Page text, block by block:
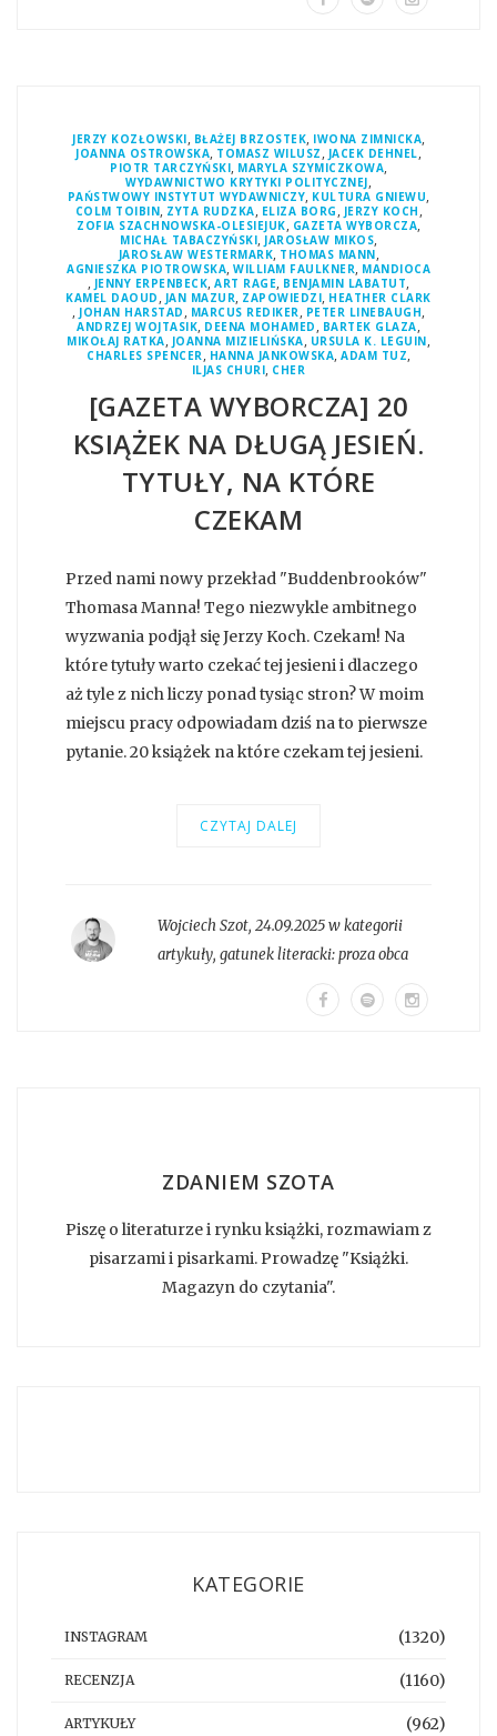
JERZY KOZŁOWSKI, BŁAŻEJ BRZOSTEK, IWONA ZIMNICKA,
JOANNA OSTROWSKA, TOMASZ WILUSZ , JACEK DEHNEL,
PIOTR TARCZYŃSKI, MARYLA SZYMICZKOWA,
WYDAWNICTWO KRYTYKI POLITYCZNEJ,
PAŃSTWOWY INSTYTUT WYDAWNICZY, KULTURA GNIEWU,
COLM TOIBIN, ZYTA RUDZKA, ELIZA BORG , JERZY KOCH ,
ZOFIA SZACHNOWSKA-OLESIEJUK, GAZETA WYBORCZA,
MICHAŁ TABACZYŃSKI, JAROSŁAW MIKOS,
JAROSŁAW WESTERMARK, THOMAS MANN,
AGNIESZKA PIOTROWSKA, WILLIAM FAULKNER, MANDIOCA
, JENNY ERPENBECK,ART RAGE, BENJAMIN LABATUT,
KAMEL DAOUD , JAN MAZUR, ZAPOWIEDZI, HEATHER CLARK
, JOHAN HARSTAD , MARCUS REDIKER, PETER LINEBAUGH,
ANDRZEJ WOJTASIK, DEENA MOHAMED , BARTEK GLAZA,
MIKOŁAJ RATKA, JOANNA MIZIELIŃSKA, URSULA K. LEGUIN,
CHARLES SPENCER, HANNA JANKOWSKA, ADAM TUZ,
ILJAS CHURI, CHER
[GAZETA WYBORCZA] 20
KSIĄŻEK NA DŁUGĄ JESIEŃ.
TYTUŁY, NA KTÓRE
CZEKAM
Przed nami nowy przekład "Buddenbrooków"
Thomasa Manna! Tego niezwykle ambitnego
wyzwania podjął się Jerzy Koch. Czekam! Na
które tytuły warto czekać tej jesieni i dlaczego
aż tyle z nich liczy ponad tysiąc stron? W moim
miejscu pracy odpowiadam dziś na to pierwsze
pytanie. 20 książek na które czekam tej jesieni.
CZYTAJ DALEJ
Wojciech Szot, 24.09.2025 w kategorii
artykuły, gatunek literacki:proza obca
ZDANIEM SZOTA
Piszę o literaturze i rynku książki, rozmawiam z
pisarzami i pisarkami. Prowadzę "Książki.
Magazyn do czytania".
KATEGORIE
INSTAGRAM (1320)
RECENZJA (1160)
ARTYKUŁY (962)